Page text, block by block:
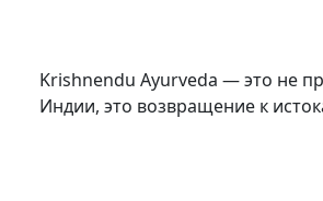
Krishnendu Ayurveda — это не
Индии, это возвращение к